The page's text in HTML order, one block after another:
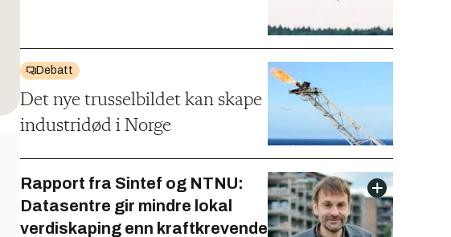
Debatt
Det nye trusselbildet kan skape
industridød i Norge
Rapport fra Sintef og NTNU:
Datasentre gir mindre lokal
verdiskaping enn kraft­krevende